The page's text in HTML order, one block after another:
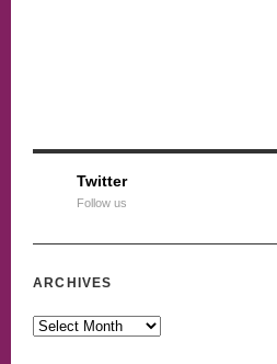
Twitter
Follow us
ARCHIVES